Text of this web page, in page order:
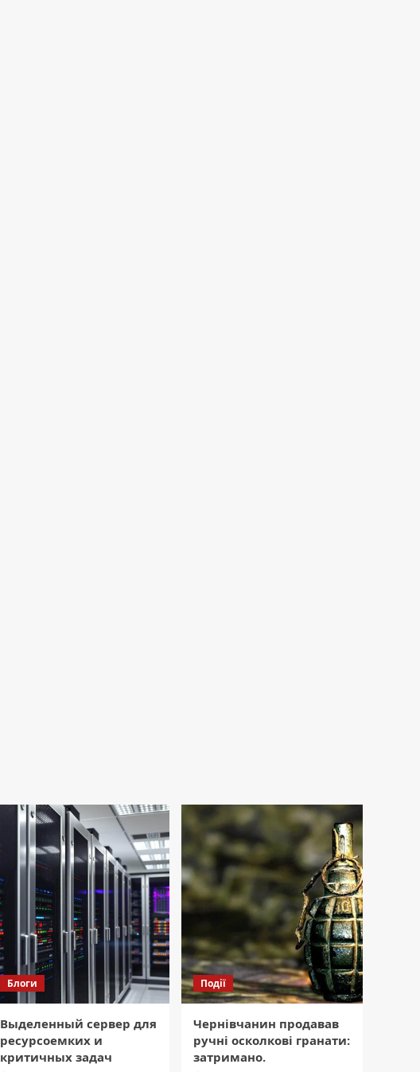
Блоги
Выделенный сервер для
ресурсоемких и
критичных задач
Події
Чернівчанин продавав
ручні осколкові гранати:
затримано.